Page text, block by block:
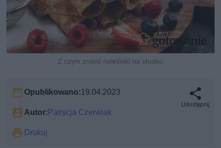
Z czym zrobić naleśniki na słodko
Opublikowano:19.04.2023
Autor:Patrycja Czerwiak
Drukuj
Udostępnij